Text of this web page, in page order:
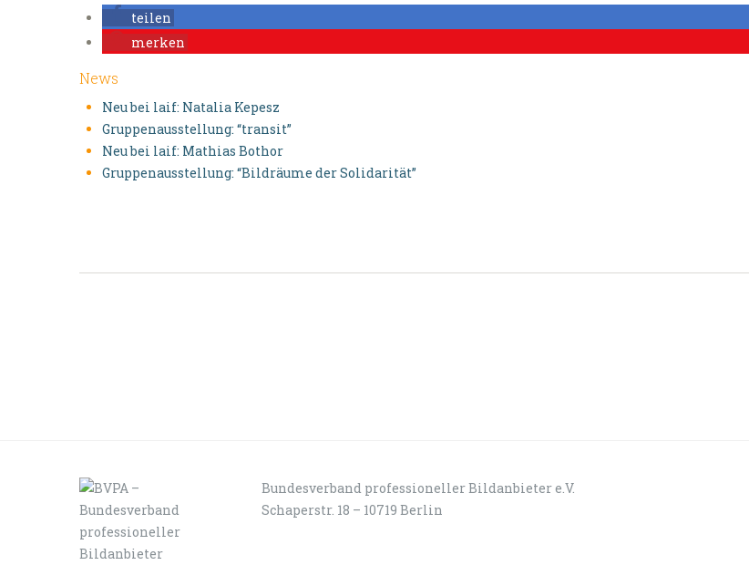
teilen
merken
News
Neu bei laif: Natalia Kepesz
Gruppenausstellung: “transit”
Neu bei laif: Mathias Bothor
Gruppenausstellung: “Bildräume der Solidarität”
Bundesverband professioneller Bildanbieter e.V.
Schaperstr. 18 – 10719 Berlin